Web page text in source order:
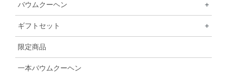
バウムクーヘン +
ギフトセット +
限定商品
一本バウムクーヘン